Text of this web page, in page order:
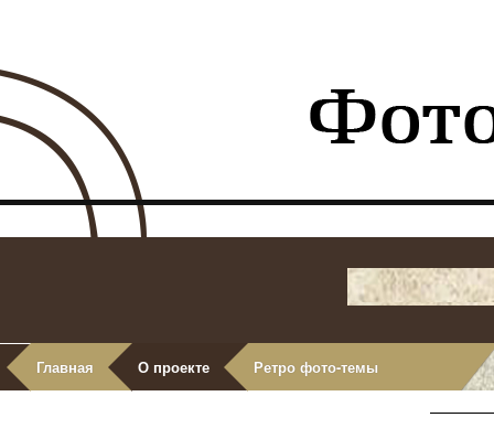
Главная О проекте Ретро фото-темы